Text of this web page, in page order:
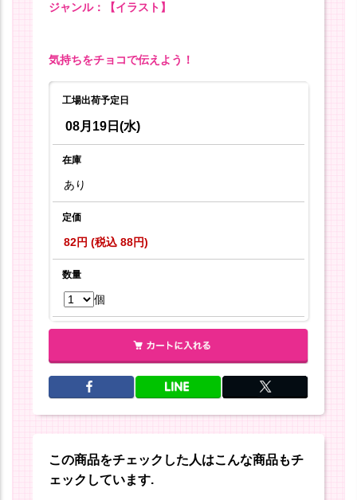
ジャンル：【イラスト】
気持ちをチョコで伝えよう！
工場出荷予定日
08月19日(水)
在庫
あり
定価
82円 (税込 88円)
数量
個
この商品をチェックした人はこんな商品もチ
ェックしています.